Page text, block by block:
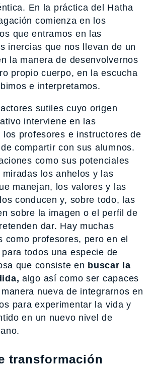
En la práctica del Hatha
comienza en los
que entramos en las
inercias que nos llevan de un
la manera de desenvolvernos
propio cuerpo, en la escucha
e interpretamos.
sutiles cuyo origen
interviene en las
los profesores e instructores de
compartir con sus alumnos.
como sus potenciales
los anhelos y las
manejan, los valores y las
conducen y, sobre todo, las
sobre la imagen o el perfil de
dar. Hay muchas
como profesores, pero en el
todos una especie de
que consiste en buscar la
algo así como ser capaces
nueva de integrarnos en
para experimentar la vida y
en un nuevo nivel de
transformación